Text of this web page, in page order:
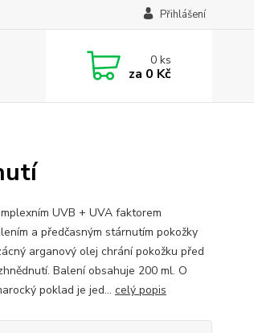
Přihlášení
0ks
za 0 Kč
UVB + UVA faktorem
a předčasným stárnutím pokožky
arganový olej chrání pokožku před
Balení obsahuje 200 ml. O
poklad je jed... celý popis